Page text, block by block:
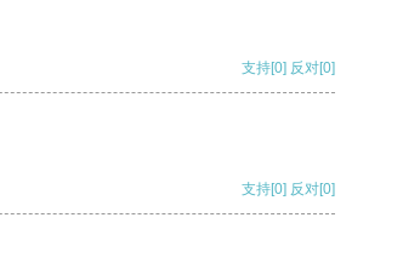
支持[0] 反对[0]
支持[0] 反对[0]